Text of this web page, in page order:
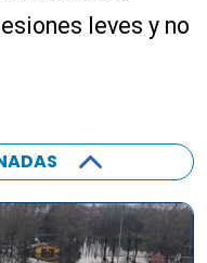
leves y no